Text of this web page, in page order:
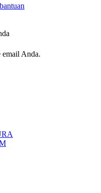
email Anda.